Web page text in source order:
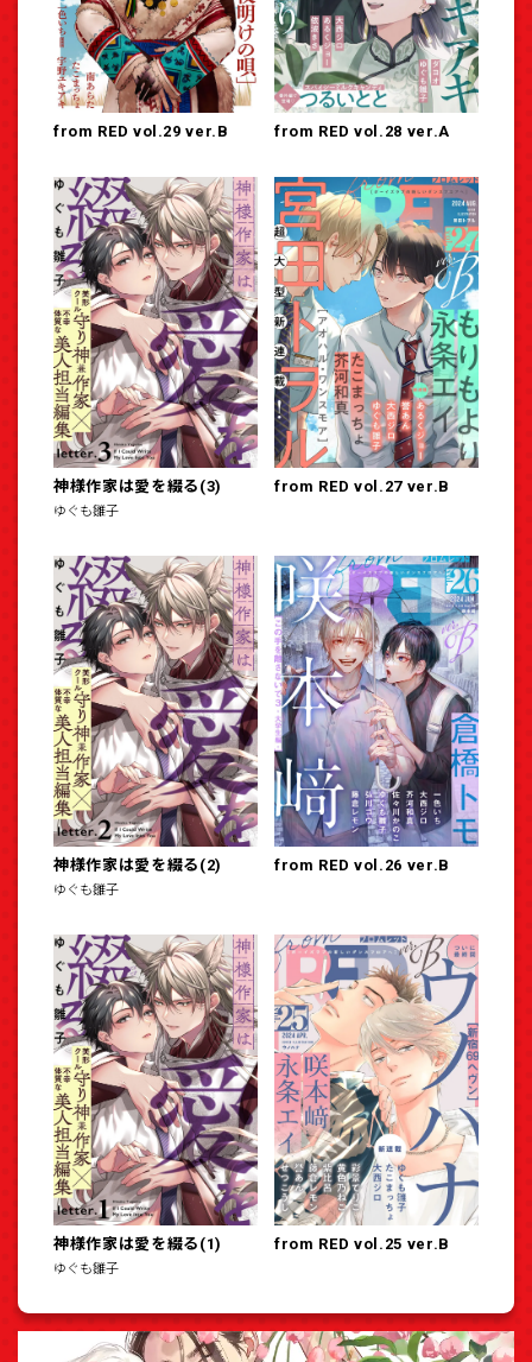
from RED vol.29 ver.B from RED vol.28 ver.A
神様作家は愛を綴る(3)
ゆぐも雛子
from RED vol.27 ver.B
神様作家は愛を綴る(2)
ゆぐも雛子
from RED vol.26 ver.B
神様作家は愛を綴る(1)
ゆぐも雛子
from RED vol.25 ver.B